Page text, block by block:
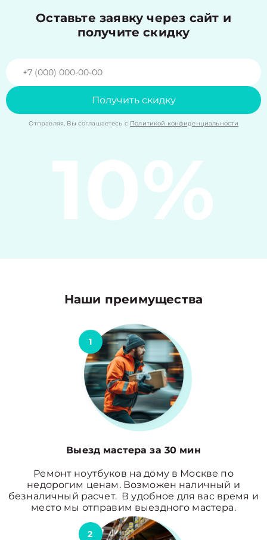
Оставьте заявку через сайт и
получите скидку
Получить скидку
Отправляя, Вы соглашаетесь с Политикой конфиденциальности
10%
Наши преимущества
1
Выезд мастера за 30 мин
Ремонт ноутбуков на дому в Москве по
недорогим ценам. Возможен наличный и
безналичный расчет. В удобное для вас время и
место мы отправим выездного мастера.
2